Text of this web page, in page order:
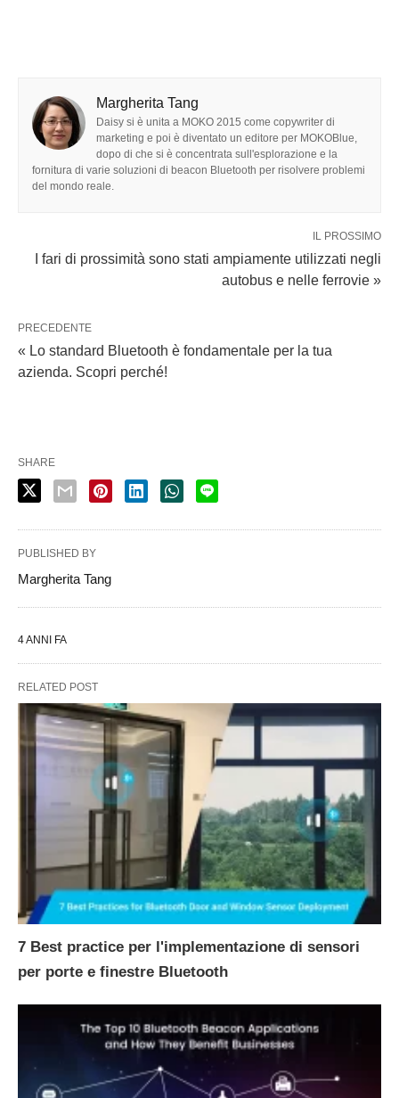
Margherita Tang
Daisy si è unita a MOKO 2015 come copywriter di
marketing e poi è diventato un editore per MOKOBlue,
dopo di che si è concentrata sull'esplorazione e la
fornitura di varie soluzioni di beacon Bluetooth per risolvere problemi
del mondo reale.
IL PROSSIMO
I fari di prossimità sono stati ampiamente utilizzati negli
autobus e nelle ferrovie »
PRECEDENTE
« Lo standard Bluetooth è fondamentale per la tua
azienda. Scopri perché!
SHARE
PUBLISHED BY
Margherita Tang
4 ANNI FA
RELATED POST
7 Best practice per l'implementazione di sensori
per porte e finestre Bluetooth